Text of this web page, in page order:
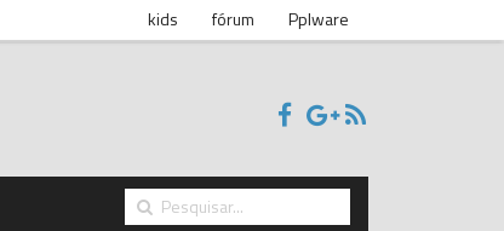
kids fórum Pplware